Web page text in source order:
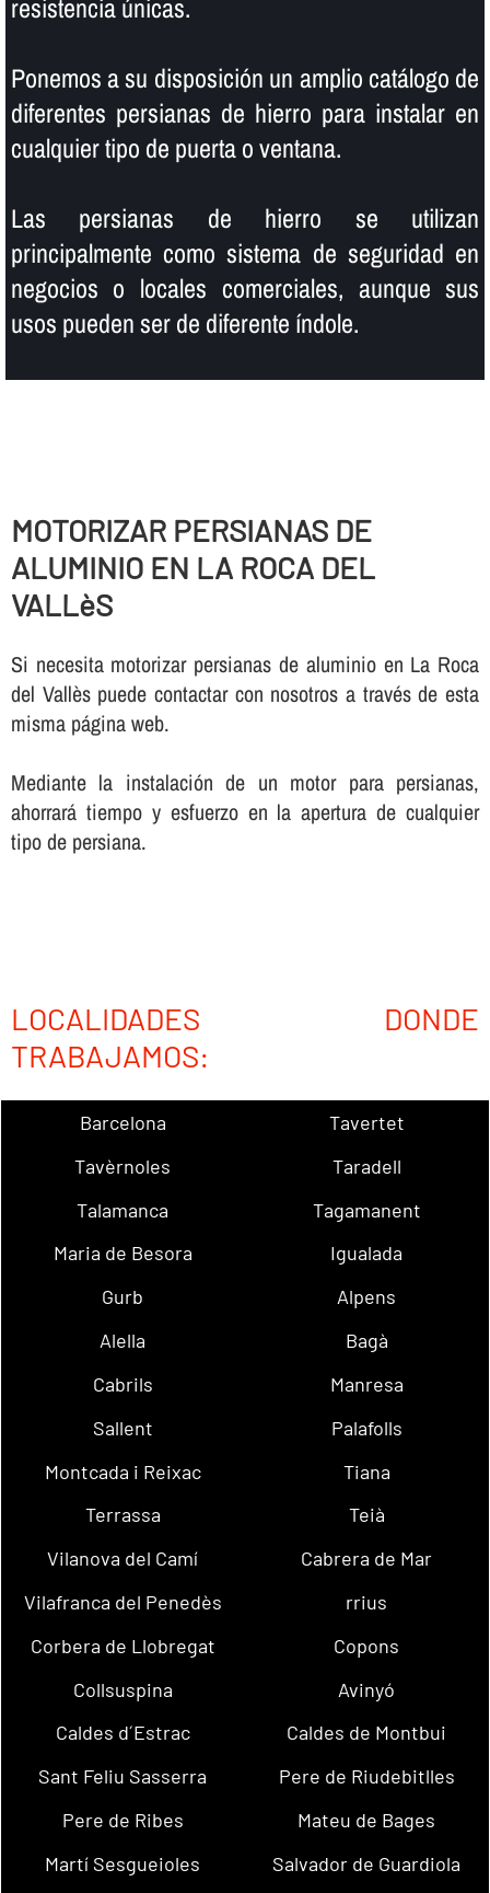
resistencia únicas.
Ponemos a su disposición un amplio catálogo de
diferentes persianas de hierro para instalar en
cualquier tipo de puerta o ventana.
Las persianas de hierro se utilizan
principalmente como sistema de seguridad en
negocios o locales comerciales, aunque sus
usos pueden ser de diferente í­ndole.
MOTORIZAR PERSIANAS DE
ALUMINIO EN LA ROCA DEL
VALLèS
Si necesita motorizar persianas de aluminio en La Roca
del Vallès puede contactar con nosotros a través de esta
misma página web.
Mediante la instalación de un motor para persianas,
ahorrará tiempo y esfuerzo en la apertura de cualquier
tipo de persiana.
LOCALIDADES DONDE
TRABAJAMOS:
Barcelona
Tavertet
Tavèrnoles
Taradell
Talamanca
Tagamanent
Maria de Besora
Igualada
Gurb
Alpens
Alella
Bagà
Cabrils
Manresa
Sallent
Palafolls
Montcada i Reixac
Tiana
Terrassa
Teià
Vilanova del Camí
Cabrera de Mar
Vilafranca del Penedès
rrius
Corbera de Llobregat
Copons
Collsuspina
Avinyó
Caldes d´Estrac
Caldes de Montbui
Sant Feliu Sasserra
Pere de Riudebitlles
Pere de Ribes
Mateu de Bages
Martí Sesgueioles
Salvador de Guardiola